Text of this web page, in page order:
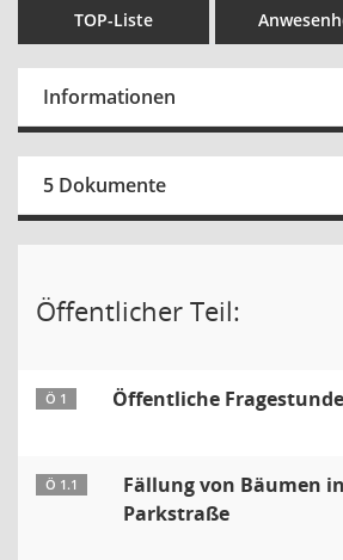
TOP-Liste
Informationen
5 Dokumente
Öffentlicher Teil:
Ö 1 Öffentliche Fragestunde
Ö 1.1
Fällung von Bäumen
Parkstraße